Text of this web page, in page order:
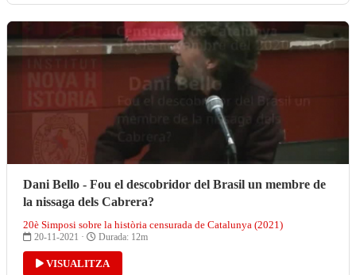
Dani Bello - Fou el descobridor del Brasil un membre de
la nissaga dels Cabrera?
20è Simposi sobre la història censurada de Catalunya (2021)
20-11-2021 · Durada: 12m
VISUALITZA